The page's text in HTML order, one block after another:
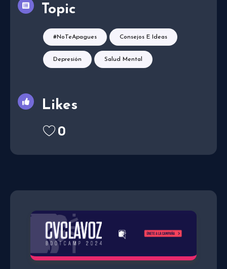
Topic
#NoTeApagues Consejos E Ideas
Depresión Salud Mental
Likes
0